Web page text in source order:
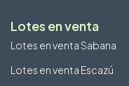
Lotes en venta
Lotes en venta Sabana
Lotes en venta Escazú